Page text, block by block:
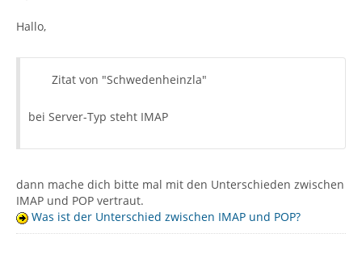
Hallo,
Zitat von "Schwedenheinzla"
bei Server-Typ steht IMAP
dann mache dich bitte mal mit den Unterschieden zwischen
IMAP und POP vertraut.
Was ist der Unterschied zwischen IMAP und POP?